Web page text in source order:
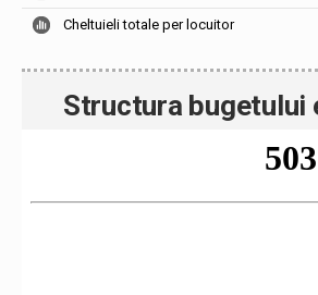
Cheltuieli totale per locuitor
Structura bugetului